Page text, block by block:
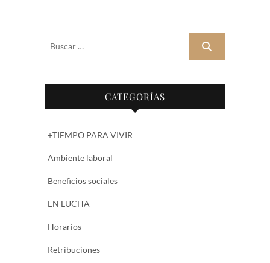
Buscar
CATEGORÍAS
+TIEMPO PARA VIVIR
Ambiente laboral
Beneficios sociales
EN LUCHA
Horarios
Retribuciones